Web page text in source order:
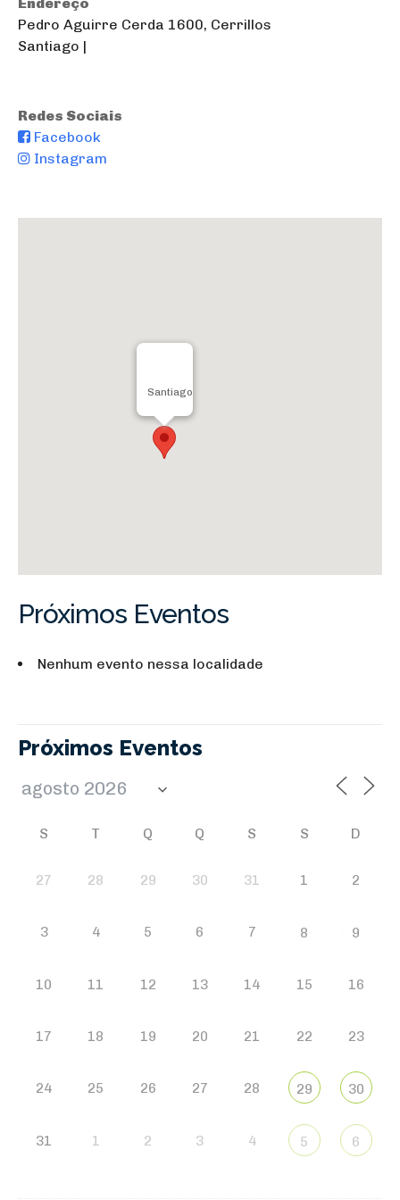
Pedro Aguirre Cerda 1600, Cerrillos
Santiago |
Redes Sociais
Facebook
Instagram
Santiago
Próximos Eventos
Nenhum evento nessa localidade
Próximos Eventos
S T Q Q S S D
27 28 29 30 31 1 2
3 4 5 6 7 8 9
10 11 12 13 14 15 16
17 18 19 20 21 22 23
24 25 26 27 28 29 30
31 1 2 3 4 5 6